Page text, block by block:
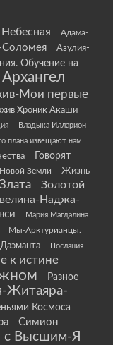
Адама-
Соломея
Азулия-
Обучение на
Архангел
Мои первые
Хроник Акаши
Владыка Илларион
плана извещают нам
Говорят
Земли
Жизнь
Злата
Золотой
Наджа-
Мария Магдалина
Мы-Арктурианцы.
Послания
к истине
Разное
Житаяра-
Космоса
Симион
с Высшим-Я